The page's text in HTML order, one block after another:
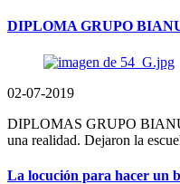
DIPLOMA GRUPO
02-07-2019
DIPLOMAS GRUPO
una realidad. Dejaron la
La locución para hacer un